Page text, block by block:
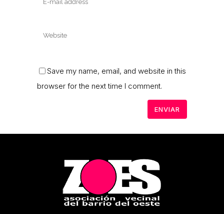
Save my name, email, and website in this
browser for the next time I comment.